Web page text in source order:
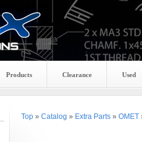
Products Clearance Used
Top» Catalog » Extra Parts» OMET